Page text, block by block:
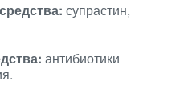
супрастин,
антибиотики